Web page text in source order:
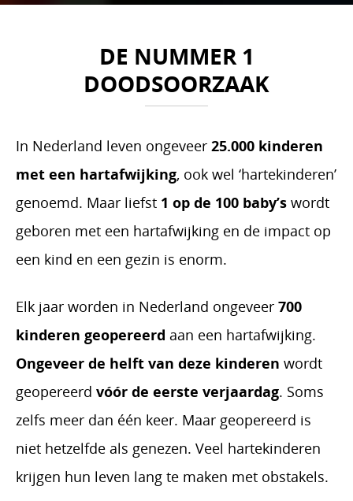
DE NUMMER 1
DOODSOORZAAK
In Nederland leven ongeveer 25.000 kinderen
met een hartafwijking, ook wel ‘hartekinderen’
genoemd. Maar liefst 1 op de 100 baby’s wordt
geboren met een hartafwijking en de impact op
een kind en een gezin is enorm.
Elk jaar worden in Nederland ongeveer 700
kinderen geopereerd aan een hartafwijking.
Ongeveer de helft van deze kinderen wordt
geopereerd vóór de eerste verjaardag. Soms
zelfs meer dan één keer. Maar geopereerd is
niet hetzelfde als genezen. Veel hartekinderen
krijgen hun leven lang te maken met obstakels.